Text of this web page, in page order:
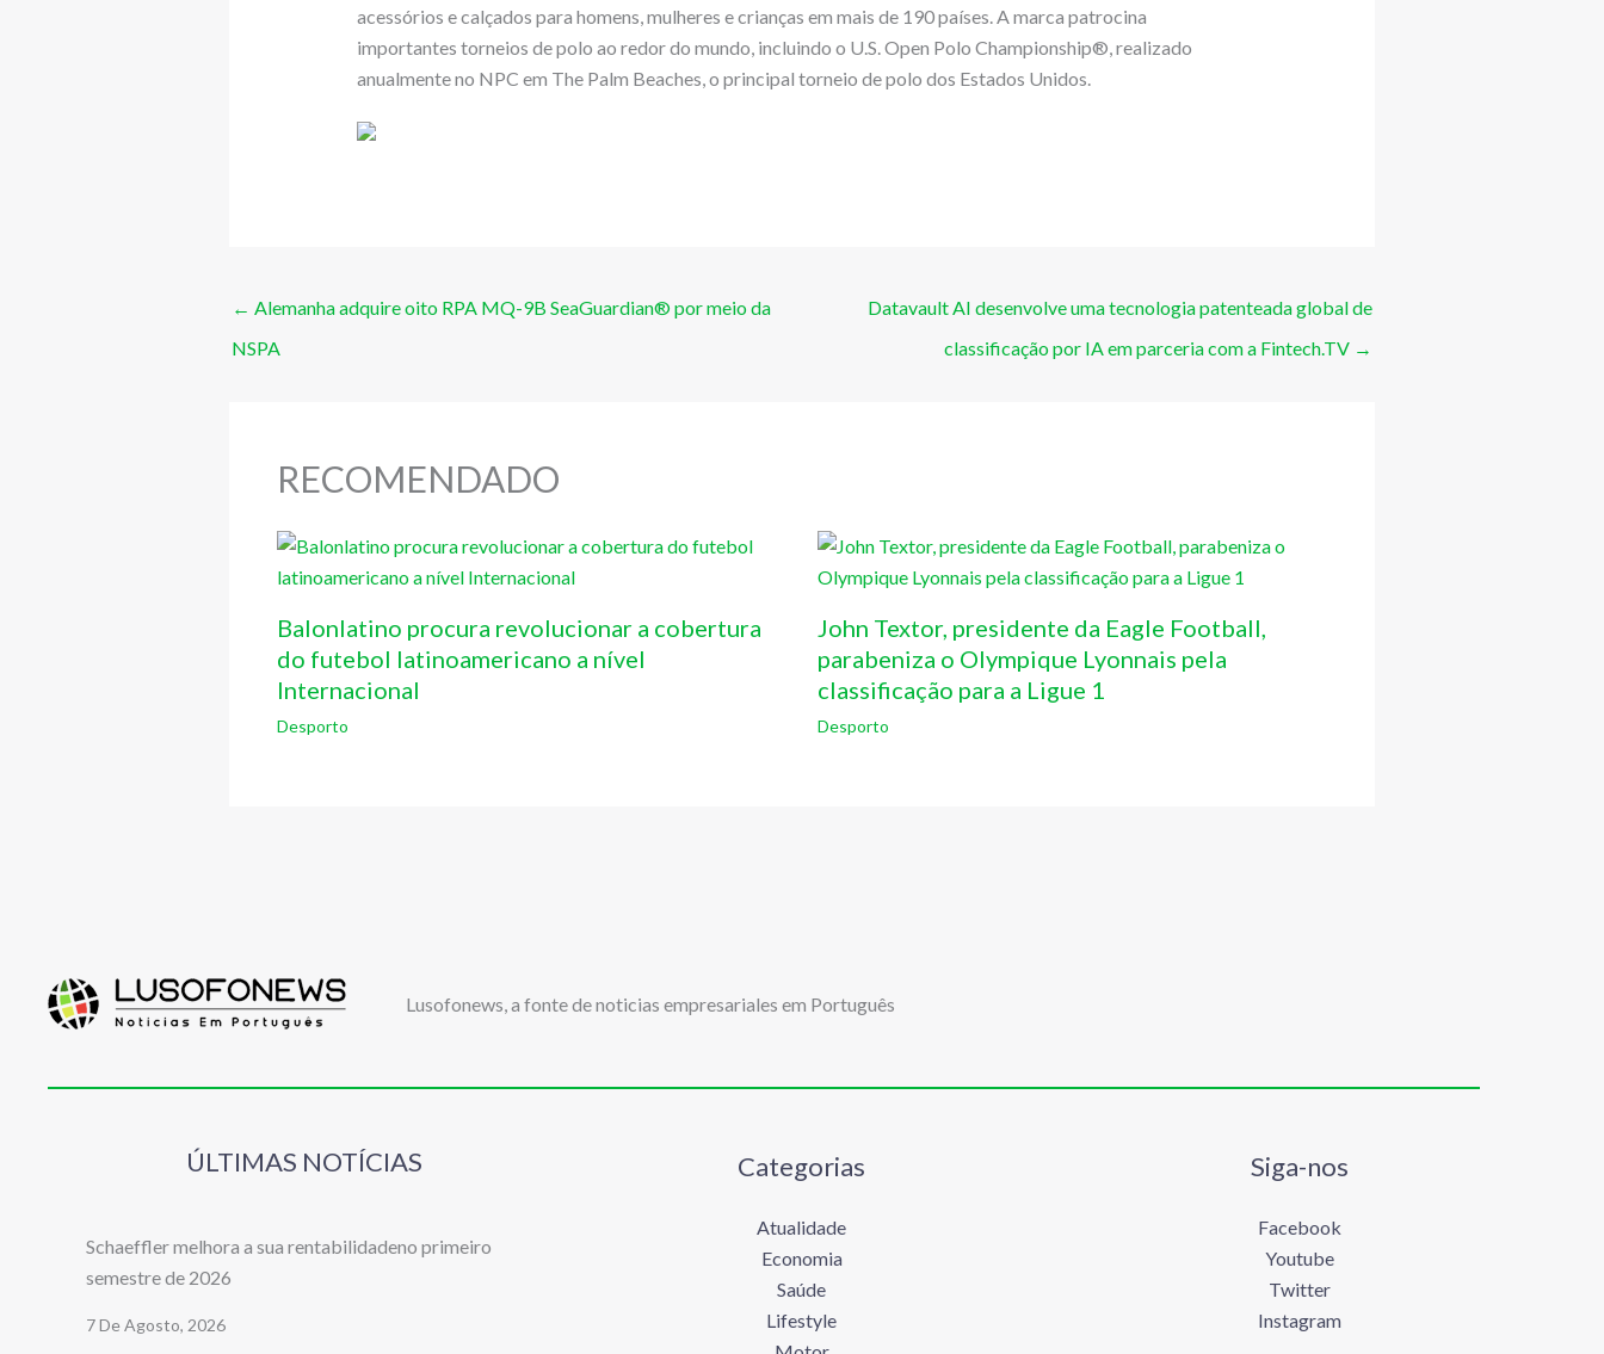
acessórios e calçados para homens, mulheres e crianças em mais de 190 países. A marca patrocina
importantes torneios de polo ao redor do mundo, incluindo o U.S. Open Polo Championship®, realizado
anualmente no NPC em The Palm Beaches, o principal torneio de polo dos Estados Unidos.
← Alemanha adquire oito RPA MQ-9B SeaGuardian® por meio da
NSPA
Datavault AI desenvolve uma tecnologia patenteada global de
classificação por IA em parceria com a Fintech.TV →
RECOMENDADO
Balonlatino procura revolucionar a cobertura
do futebol latinoamericano a nível
Internacional
Desporto
John Textor, presidente da Eagle Football,
parabeniza o Olympique Lyonnais pela
classificação para a Ligue 1
Desporto
Lusofonews, a fonte de noticias empresariales em Português
ÚLTIMAS NOTÍCIAS
Schaeffler melhora a sua rentabilidadeno primeiro
semestre de 2026
7 De Agosto, 2026
Categorias
Atualidade
Economia
Saúde
Lifestyle
Siga-nos
Facebook
Youtube
Twitter
Instagram